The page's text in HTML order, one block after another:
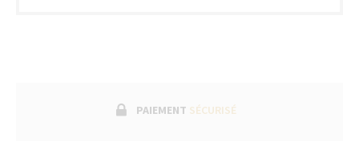
PAIEMENT SÉCURISÉ